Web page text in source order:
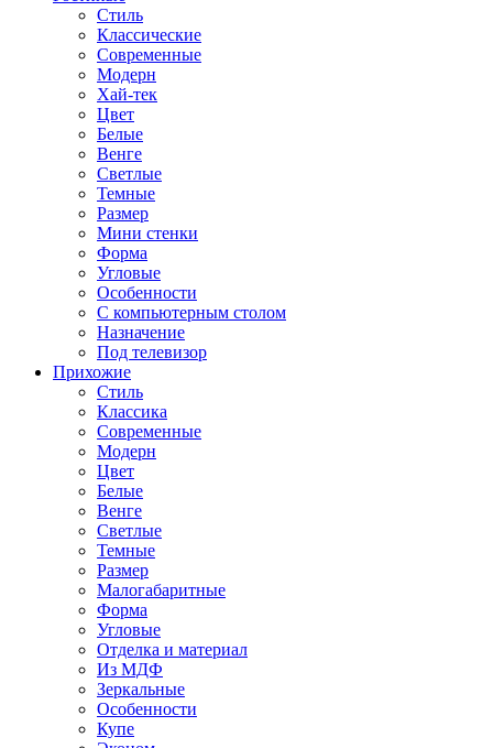
Стиль
Классические
Современные
Модерн
Хай-тек
Цвет
Белые
Венге
Светлые
Темные
Размер
Мини стенки
Форма
Угловые
Особенности
С компьютерным столом
Назначение
Под телевизор
Прихожие
Стиль
Классика
Современные
Модерн
Цвет
Белые
Венге
Светлые
Темные
Размер
Малогабаритные
Форма
Угловые
Отделка и материал
Из МДФ
Зеркальные
Особенности
Купе